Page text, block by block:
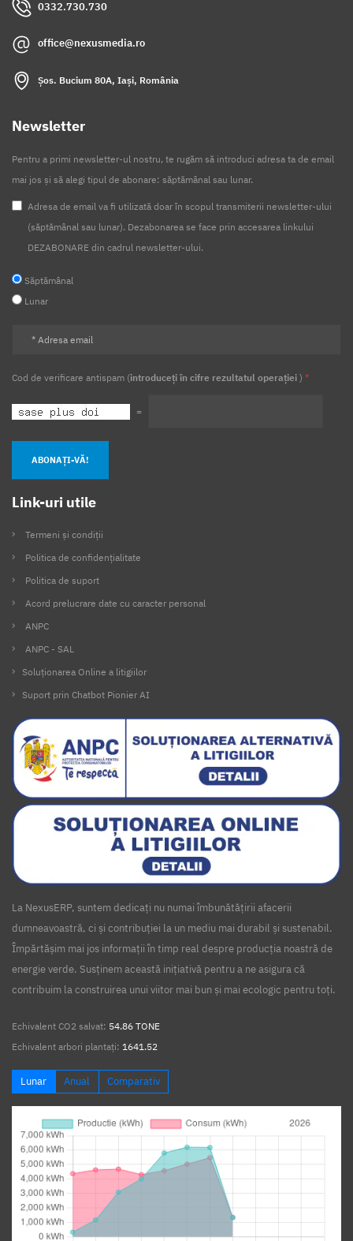
0332.730.730
office@nexusmedia.ro
Șos. Bucium 80A, Iași, România
Newsletter
Pentru a primi newsletter-ul nostru, te rugăm să introduci adresa ta de email
mai jos și să alegi tipul de abonare: săptămânal sau lunar.
Adresa de email va fi utilizată doar în scopul transmiterii newsletter-ului
(săptămânal sau lunar). Dezabonarea se face prin accesarea linkului
DEZABONARE din cadrul newsletter-ului.
Săptămânal
Lunar
Cod de verificare antispam (introduceți în cifre rezultatul operației ) *
=
ABONAȚI-VĂ!
Link-uri utile
Termeni și condiții
Politica de confidențialitate
Politica de suport
Acord prelucrare date cu caracter personal
ANPC
ANPC - SAL
Soluționarea Online a litigiilor
Suport prin Chatbot Pionier AI
La NexusERP, suntem dedicați nu numai îmbunătățirii afacerii
dumneavoastră, ci și contribuției la un mediu mai durabil și sustenabil.
Împărtășim mai jos informații în timp real despre producția noastră de
energie verde. Susținem această inițiativă pentru a ne asigura că
contribuim la construirea unui viitor mai bun și mai ecologic pentru toți.
Echivalent CO2 salvat: 54.86 TONE
Echivalent arbori plantați: 1641.52
Lunar Anual Comparativ